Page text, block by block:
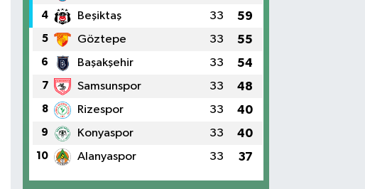
4 Beşiktaş 33 59
5 Göztepe 33 55
6 Başakşehir 33 54
7 Samsunspor 33 48
8 Rizespor 33 40
9 Konyaspor 33 40
10 Alanyaspor 33 37